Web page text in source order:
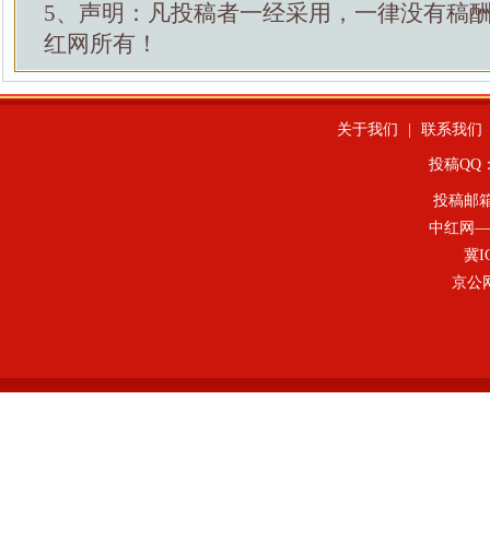
5、声明：凡投稿者一经采用，一律没有稿
红网所有！
关于我们 联系我们
投稿QQ
投稿邮
中红网—
冀
京公